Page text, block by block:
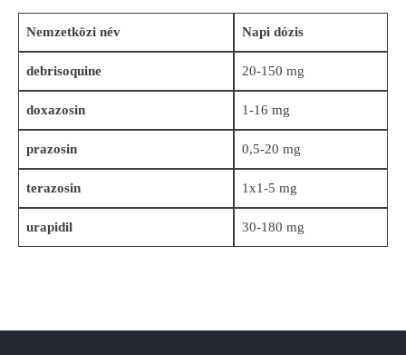
Nemzetközi név Napi dózis
debrisoquine 20-150 mg
doxazosin 1-16 mg
prazosin 0,5-20 mg
terazosin 1x1-5 mg
urapidil 30-180 mg